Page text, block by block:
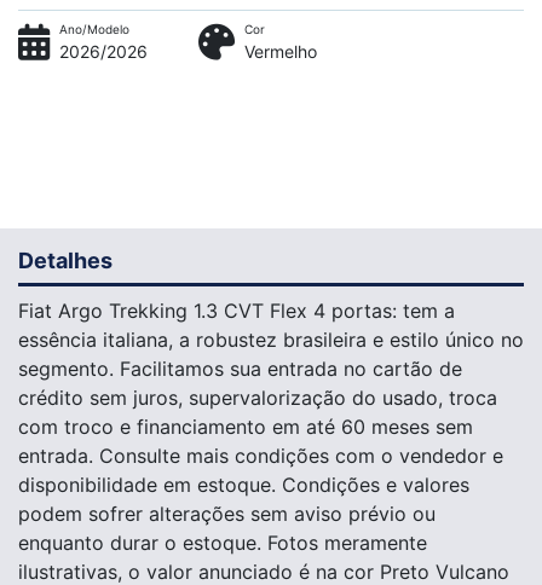
Ano/Modelo
2026/2026
Cor
Vermelho
Detalhes
Fiat Argo Trekking 1.3 CVT Flex 4 portas: tem a
essência italiana, a robustez brasileira e estilo único no
segmento. Facilitamos sua entrada no cartão de
crédito sem juros, supervalorização do usado, troca
com troco e financiamento em até 60 meses sem
entrada. Consulte mais condições com o vendedor e
disponibilidade em estoque. Condições e valores
podem sofrer alterações sem aviso prévio ou
enquanto durar o estoque. Fotos meramente
ilustrativas, o valor anunciado é na cor Preto Vulcano